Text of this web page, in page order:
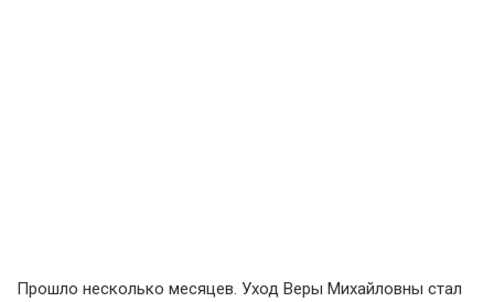
Прошло несколько месяцев. Уход Веры Михайловны стал